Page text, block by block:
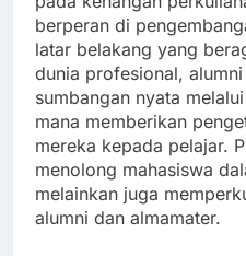
berperan di
latar belakang yang
dunia profesional,
sumbangan nyata
mana memberikan
mereka kepada pelajar.
menolong mahasiswa
melainkan juga
alumni dan almamater.